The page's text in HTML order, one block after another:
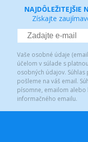
NAJDÔLEŽITEJŠIE
Získajte
Vaše osobné údaje
účelom v súlade s
osobných údajov.
pošleme na váš email.
písomne, emailom
informačného emailu.